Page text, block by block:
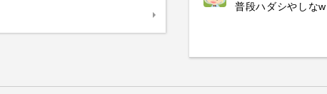
普段ハダシやしなw